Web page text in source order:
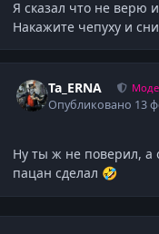
Я сказал что не верю
Накажите чепуху и
Ta_ERNA
Опубликовано 13
Ну ты ж не поверил, а
пацан сделал 🤣